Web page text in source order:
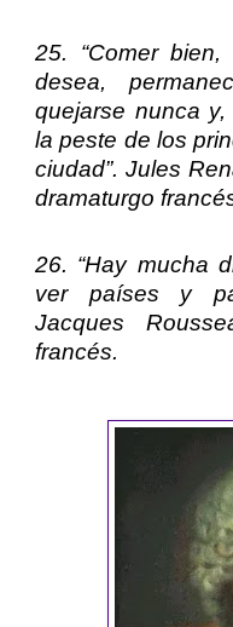
25. “Comer
desea,
quejarse nunca
la peste de los
ciudad”. Jules
dramaturgo
26. “Hay mucha
ver países y
Jacques
francés.